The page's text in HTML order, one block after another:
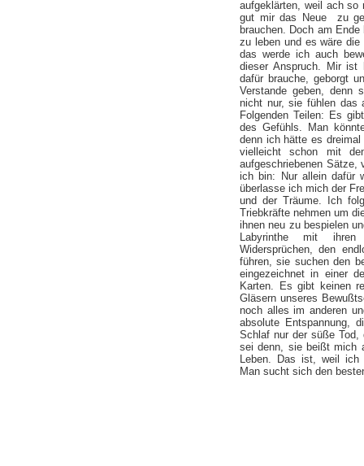
aufgeklärten, weil ach so
gut mir das Neue zu
brauchen. Doch am
zu leben und es wäre
das werde ich auch
dieser Anspruch. Mir
dafür brauche, geborgt
Verstande geben, denn
nicht nur, sie fühlen das
Folgenden Teilen: Es
des Gefühls. Man
denn ich hätte es
vielleicht schon mit
aufgeschriebenen Sätze,
ich bin: Nur allein dafür
überlasse ich mich der
und der Träume. Ich
Triebkräfte nehmen um
ihnen neu zu bespielen
Labyrinthe mit
Widersprüchen, den
führen, sie suchen den
eingezeichnet in einer
Karten. Es gibt keinen
Gläsern unseres
noch alles im anderen
absolute Entspannung,
Schlaf nur der süße
sei denn, sie beißt mich
Leben. Das ist, weil ich
Man sucht sich den